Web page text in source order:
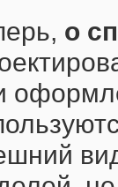
о